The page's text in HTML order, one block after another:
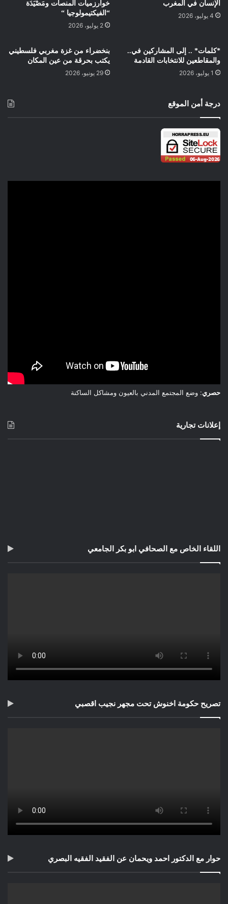
الإنسان في المغرب
4 يوليو، 2026
خوارزميات المنصات ومَصْيَدَة
“الفيكتيمولوجيا “
2 يوليو، 2026
*كلمات* .. إلى المشاركين في..
والمقاطعين للانتخابات القادمة
1 يوليو، 2026
بنخضراء من غزة مغربي فلسطيني
يكتب بحرقة من عين المكان
29 يونيو، 2026
درجة أمن الموقع
حصري: وضع المجتمع المدني بالعيون ومشاكل الساكنة
إعلانات تجارية
اللقاء الخاص مع الصحافي ابو بكر الجامعي
تصريح حكومة اخنوش تحت مجهر نجيب اقصبي
حوار مع الدكتور احمد ويحمان عن الفقيد الفقيه البصري